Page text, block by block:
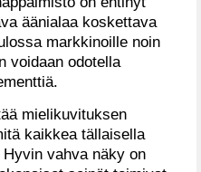
äänialaa koskettava
markkinoille noin
voidaan odotella
mielikuvituksen
kaikkea tällaisella
vahva näky on